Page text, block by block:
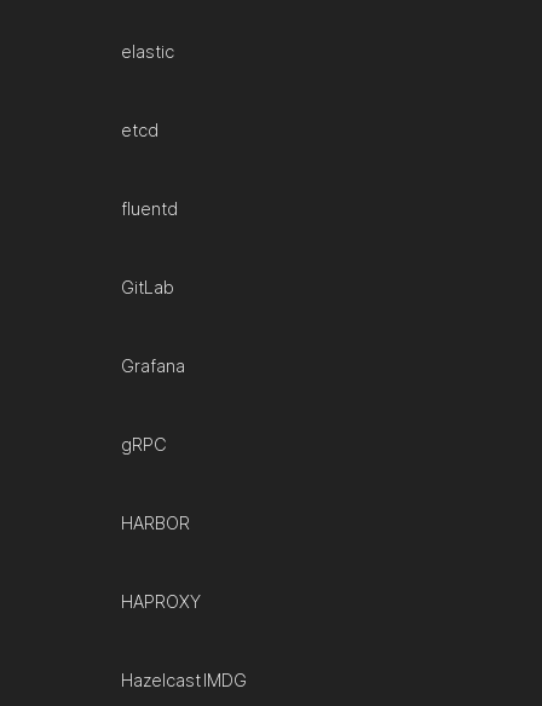
elastic
etcd
fluentd
GitLab
Grafana
gRPC
HARBOR
HAPROXY
Hazelcast IMDG